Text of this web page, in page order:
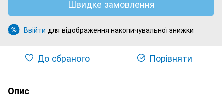
Швидке замовлення
% Ввійти для відображення накопичувальної знижки
До обраного Порівняти
Опис